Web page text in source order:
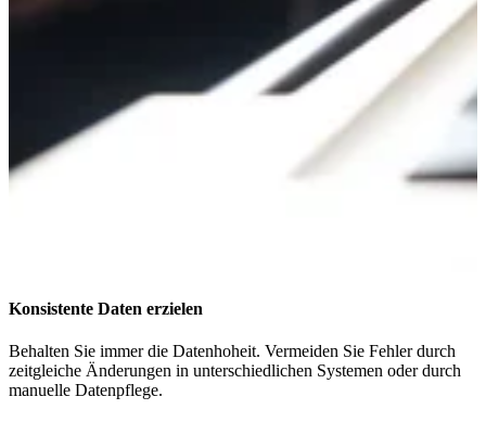
Konsistente Daten erzielen
Behalten Sie immer die Datenhoheit. Vermeiden Sie Fehler durch
zeitgleiche Änderungen in unterschiedlichen Systemen oder durch
manuelle Datenpflege.